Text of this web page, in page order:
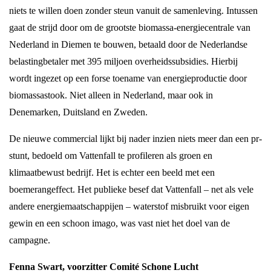
niets te willen doen zonder steun vanuit de samenleving. Intussen
gaat de strijd door om de grootste biomassa-energiecentrale van
Nederland in Diemen te bouwen, betaald door de Nederlandse
belastingbetaler met 395 miljoen overheidssubsidies. Hierbij
wordt ingezet op een forse toename van energieproductie door
biomassastook. Niet alleen in Nederland, maar ook in
Denemarken, Duitsland en Zweden.
De nieuwe commercial lijkt bij nader inzien niets meer dan een pr-
stunt, bedoeld om Vattenfall te profileren als groen en
klimaatbewust bedrijf. Het is echter een beeld met een
boemerangeffect. Het publieke besef dat Vattenfall – net als vele
andere energiemaatschappijen – waterstof misbruikt voor eigen
gewin en een schoon imago, was vast niet het doel van de
campagne.
Fenna Swart, voorzitter Comité Schone Lucht